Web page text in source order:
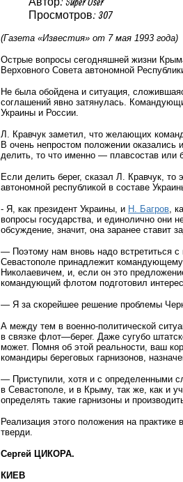
Просмотров: 307
(Газета «Известия» от 7 мая 1993 года)
Острые вопросы сегодняшней жизни
Верховного Совета автономной
Не была обойдена и ситуация,
соглашений явно затянулась.
Украины и России.
Л. Кравчук заметил, что желающих
В очень непростом положении
делить, то что именно — плавсостав или
Если делить берег, сказал Л. Кравчук,
автономной республикой в составе
- Я, как президент Украины, и Н. Багров ,
вопросы государства, и единолично они
обсуждение, значит, она заранее ставит
— Поэтому нам вновь надо встретиться
Севастополе принадлежит
Николаевичем, и, если он это
командующий флотом подготовил
— Я за скорейшее решение проблемы
А между тем в военно-политической
в связке флот—берег. Даже сугубо
может. Помня об этой реальности, ваш
командиры береговых гарнизонов,
— Приступили, хотя и с определенными
в Севастополе, и в Крыму, так же, как и
определять такие гарнизоны и
Реализация этого положения на
тверди.
Сергей ЦИКОРА.
КИЕВ